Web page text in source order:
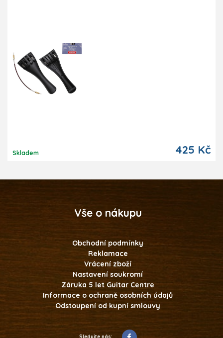
Skladem 425 Kč
Vše o nákupu
Obchodní podmínky
Reklamace
Vrácení zboží
Nastavení soukromí
Záruka 5 let Guitar Centre
Informace o ochraně osobních údajů
Odstoupení od kupní smlouvy